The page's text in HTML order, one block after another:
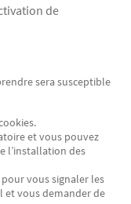
de
sera susceptible
et vous pouvez
l’installation des
vous signaler les
et vous demander de